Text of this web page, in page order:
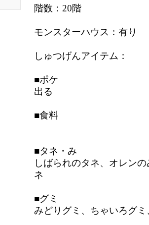
階数：20階
モンスターハウス：有り
しゅつげんアイテム：
■ポケ
出る
■食料
■タネ・み
しばられのタネ、オレン
ネ
■グミ
みどりグミ、ちゃいろグ